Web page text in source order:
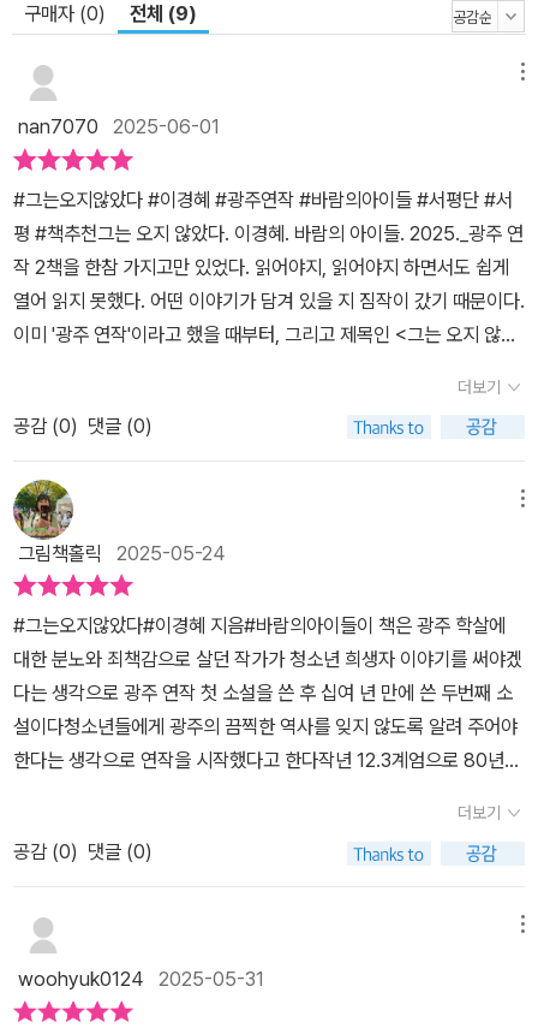
못하는 국가에게 우리는 무엇을 요구해야 하는가. 작가는 아주 짧은
박인배가 갖지 못했던 행복한 시간을 안겨 주었다. “반짝이는 한 순
간, 두근거리는 한 순간이라도 깃들게 하고 싶었”다는 간절한 바람 때
문이다. 국가폭력의 부당함을 소리내어 외치는 대신 폭력에 의해 스
러진 아름다운 순간을 그려냄으로써 우리가 무엇을 지켜야 하는지 넌
지시 말해주고 있는 것이다. 작가가 광주 연작을 기획하고 준비하는
동안 12.3 비상계엄이 일어났다. 역사는 반복되지만 우리가 기억하는
한 잘못은 반복되지 않을 것이다. 더욱더 이 시리즈가 필요한 이유다.
한손에 들어오는 작은 판형으로 만들었지만 5.18광주민주화운동에
구매자 (0) 전체 (9)
nan7070 2025-06-01
#그는오지않았다 #이경혜 #광주연작 #바람의아이들 #서평단 #서
평 #책추천그는 오지 않았다. 이경혜. 바람의 아이들. 2025._광주 연
작 2책을 한참 가지고만 있었다. 읽어야지, 읽어야지 하면서도 쉽게
열어 읽지 못했다. 어떤 이야기가 담겨 있을 지 짐작이 갔기 때문이다.
이미 '광주 연작'이라고 했을 때부터, 그리고 제목인 <그는 오지 않았
다고 하는 편이 맞을 것이다. 여전히 나는 비겁하고, 선뜻 읽어내려는
마음을 먹지 못하는 한심함을 갖고 있었다. 직시하고 대면할 용기를
내기 위해 아직도 시간을 들여야 한다는 것이 속상했다.하지만 한편
으로는 쉽게 광주 이야기를 하고 싶지 않았다. 다른 소설들처럼 가볍
게 읽고 넘기고 싶지 않았다. 그래서는 안 되고 또 그럴 수도 없지만
말이다. 내가 뜸을 들이고 쉽게 책장을 넘기지 못하는 그 시간만큼, 주
저하고 조심하려는 마음만큼, 광주를 생각하는 마음을 정돈하고 싶었
던 것도 있다. 진실 앞에 고개 돌리지 않고 있는 그대로를 알아나가는
것만이 지금을 살고 있는 우리가 할 수 있는 최선을 것이기 때문이다.
과거의 일이 역사 속으로 묻히지 않을 수 있도록 거듭 읽고 말하며 기
억하고 알리는 것에 게으르지 않도록 스스로를 단속해야하는 것이다.
박인배인 인호. 어떤 마음도 소홀히 하지 않겠다는 단단한 마음이 느
껴졌다. 이 글을 읽으려던 나는 비겁했지만, 그는 그 삶 안에서 한 순
간도 비겁하지 않았다. 매 순간의 마음에 최선을 다했고, 그 마음을 향
껏의 삶을 살아내고 있었을 뿐이고 그에 따라 움직였을 뿐이고, 그 결
과가 죽음이 되어서는 안 되었던 것이다.'약속한 거여! 그날 두 시꺼정
여기로 오랑께요. 오전 근무라 두 시면 될 건디 혹시 쪼끔 늦어질지도
더보기
공감 (0) 댓글 (0)
그림책홀릭 2025-05-24
#그는오지않았다#이경혜 지음#바람의아이들이 책은 광주 학살에
대한 분노와 죄책감으로 살던 작가가 청소년 희생자 이야기를 써야겠
다는 생각으로 광주 연작 첫 소설을 쓴 후 십여 년 만에 쓴 두번째 소
설이다청소년들에게 광주의 끔찍한 역사를 잊지 않도록 알려 주어야
한다는 생각으로 연작을 시작했다고 한다작년 12.3계엄으로 80년
과거가 현재를 구했고 현재가 과거를 되살렸다'전복 껍데기처럼 징그
럽고 험난한 자신의 인생에도 (자개의) 그런 찬란한 순간이 숨어 있을
것만 같았다'찬란한 순간을 꿈꾸며 자개 하청 공장에서 일하다가 꽃
다운 나이에 희생당한 인호가 소설의 주인공이다실제 이름은 박인배
호를 책에 남겼다묘지 번호를 보는 순간, 소설 속에서 빠져 나와 현실
더보기
공감 (0) 댓글 (0)
woohyuk0124 2025-05-31